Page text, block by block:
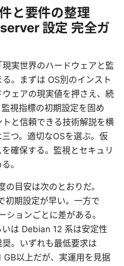
と要件の整理
設定 完全ガ
実世界のハードウェアと監
。まずは OS別のインスト
ェアの現実値を押さえ、続
視指標の初期設定を固め
と信頼できる技術解説を横
つ。適切なOSを選ぶ。仮
確保する。監視とセキュリ
。
目安は次のとおりだ。
初期設定が早い。一方で
ションごとに差がある。
は Debian 12 系は安定性
。いずれも最低要求は
GB以上だが、実運用を見据